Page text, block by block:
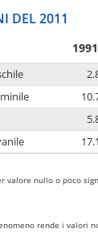
DEL 2011
1991
17.1
valore nullo o poco
rende i valori